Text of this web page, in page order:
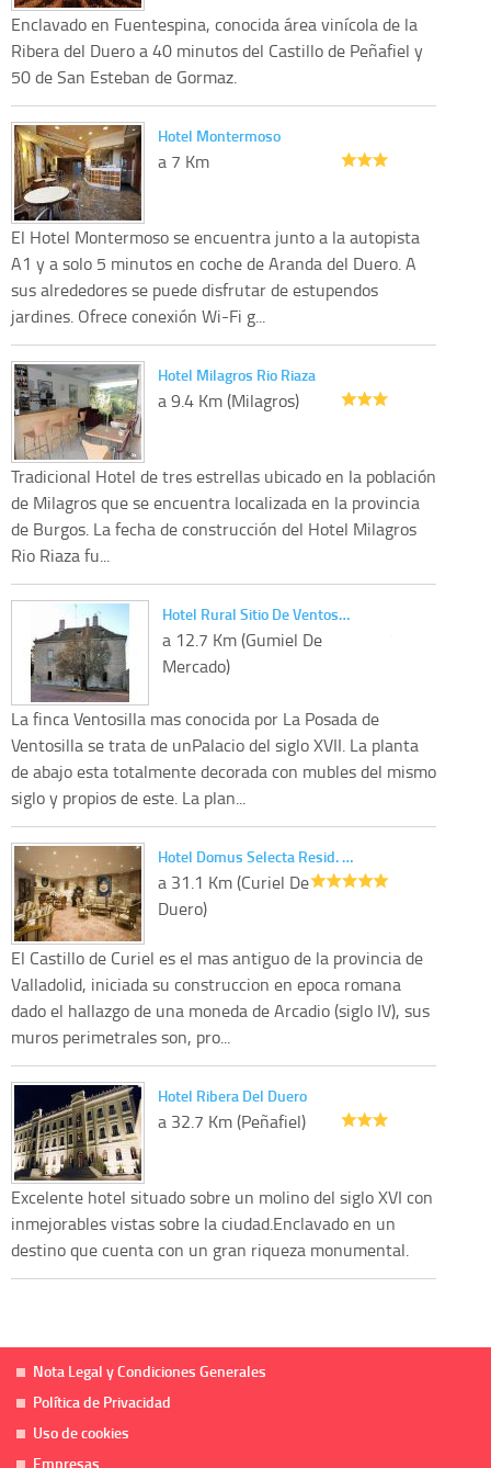
Enclavado en Fuentespina, conocida área vinícola de la
Ribera del Duero a 40 minutos del Castillo de Peñafiel y
50 de San Esteban de Gormaz.
Hotel Montermoso
a 7 Km
El Hotel Montermoso se encuentra junto a la autopista
A1 y a solo 5 minutos en coche de Aranda del Duero. A
sus alrededores se puede disfrutar de estupendos
jardines. Ofrece conexión Wi-Fi g...
Hotel Milagros Rio Riaza
a 9.4 Km (Milagros)
Tradicional Hotel de tres estrellas ubicado en la población
de Milagros que se encuentra localizada en la provincia
de Burgos. La fecha de construcción del Hotel Milagros
Rio Riaza fu...
Hotel Rural Sitio De Ventos…
a 12.7 Km (Gumiel De
Mercado)
La finca Ventosilla mas conocida por La Posada de
Ventosilla se trata de unPalacio del siglo XVII. La planta
de abajo esta totalmente decorada con mubles del mismo
siglo y propios de este. La plan...
Hotel Domus Selecta Resid. …
a 31.1 Km (Curiel De
Duero)
El Castillo de Curiel es el mas antiguo de la provincia de
Valladolid, iniciada su construccion en epoca romana
dado el hallazgo de una moneda de Arcadio (siglo IV), sus
muros perimetrales son, pro...
Hotel Ribera Del Duero
a 32.7 Km (Peñafiel)
Excelente hotel situado sobre un molino del siglo XVI con
inmejorables vistas sobre la ciudad.Enclavado en un
destino que cuenta con un gran riqueza monumental.
Nota Legal y Condiciones Generales
Política de Privacidad
Uso de cookies
Empresas